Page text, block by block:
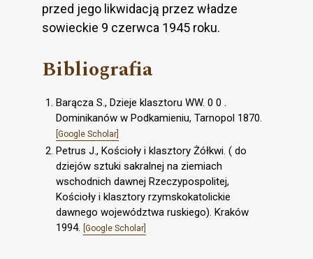
przed jego likwidacją przez władze
sowieckie 9 czerwca 1945 roku.
Bibliografia
Barącza S., Dzieje klasztoru WW. 0 0 .
Dominikanów w Podkamieniu, Tarnopol 1870.
[Google Scholar]
Petrus J., Kościoły i klasztory Żółkwi. ( do
dziejów sztuki sakralnej na ziemiach
wschodnich dawnej Rzeczypospolitej,
Kościoły i klasztory rzymskokatolickie
dawnego województwa ruskiego). Kraków
1994. [Google Scholar]